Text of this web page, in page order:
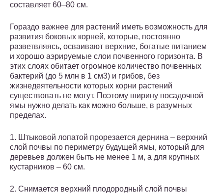
составляет 60–80 см.
Гораздо важнее для растений иметь возможность для
развития боковых корней, которые, постоянно
разветвляясь, осваивают верхние, богатые питанием
и хорошо аэрируемые слои почвенного горизонта. В
этих слоях обитает огромное количество почвенных
бактерий (до 5 млн в 1 см3) и грибов, без
жизнедеятельности которых корни растений
существовать не могут. Поэтому ширину посадочной
ямы нужно делать как можно больше, в разумных
пределах.
1. Штыковой лопатой прорезается дернина – верхний
слой почвы по периметру будущей ямы, который для
деревьев должен быть не менее 1 м, а для крупных
кустарников – 60 см.
2. Снимается верхний плодородный слой почвы